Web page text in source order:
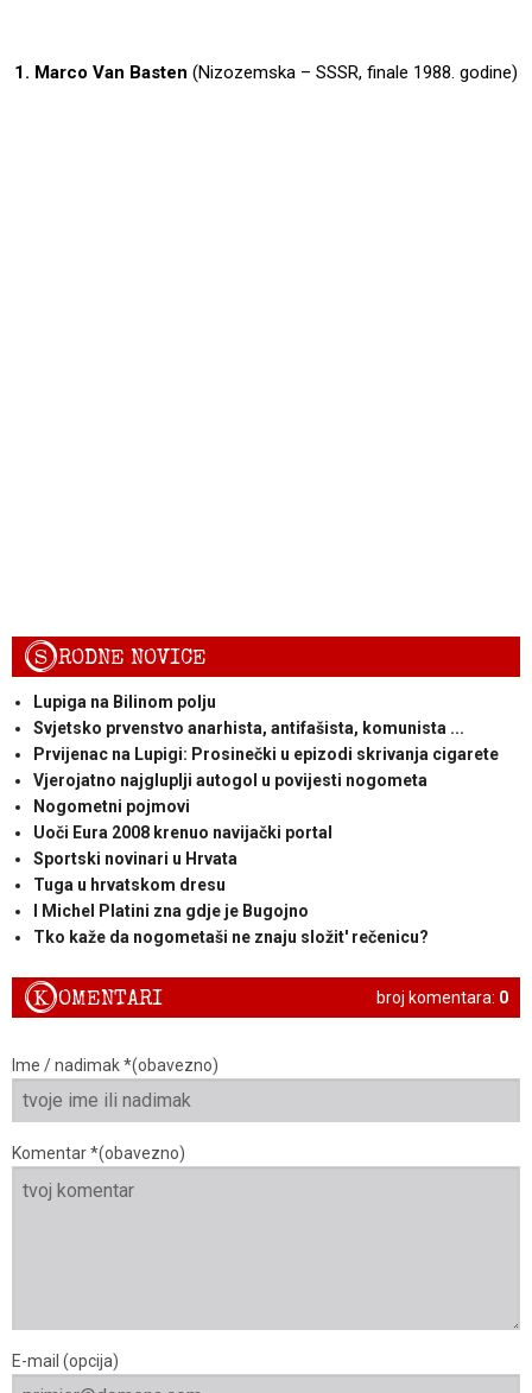
1. Marco Van Basten (Nizozemska – SSSR, finale 1988. godine)
SRODNE NOVICE
Lupiga na Bilinom polju
Svjetsko prvenstvo anarhista, antifašista, komunista ...
Prvijenac na Lupigi: Prosinečki u epizodi skrivanja cigarete
Vjerojatno najgluplji autogol u povijesti nogometa
Nogometni pojmovi
Uoči Eura 2008 krenuo navijački portal
Sportski novinari u Hrvata
Tuga u hrvatskom dresu
I Michel Platini zna gdje je Bugojno
Tko kaže da nogometaši ne znaju složit' rečenicu?
broj komentara: 0
KOMENTARI
Ime / nadimak *(obavezno)
Komentar *(obavezno)
E-mail (opcija)